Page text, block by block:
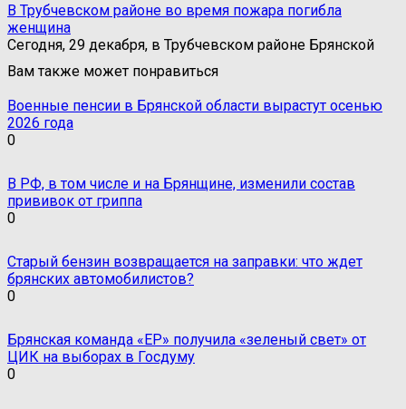
В Трубчевском районе во время пожара погибла
женщина
Сегодня, 29 декабря, в Трубчевском районе Брянской
Вам также может понравиться
Военные пенсии в Брянской области вырастут осенью
2026 года
0
В РФ, в том числе и на Брянщине, изменили состав
прививок от гриппа
0
Старый бензин возвращается на заправки: что ждет
брянских автомобилистов?
0
Брянская команда «ЕР» получила «зеленый свет» от
ЦИК на выборах в Госдуму
0